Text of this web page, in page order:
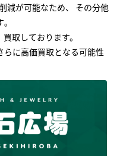
減が可能なため、 その分他
｡
取しております。
に高価買取となる可能性